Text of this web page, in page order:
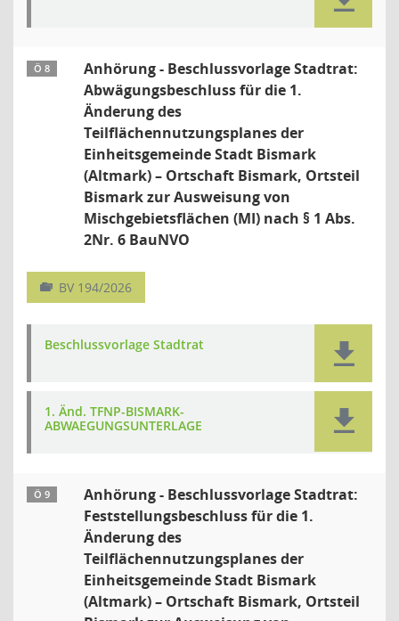
Ö 8
Anhörung - Beschlussvorlage Stadtrat:
Abwägungsbeschluss für die 1.
Änderung des
Teilflächennutzungsplanes der
Einheitsgemeinde Stadt Bismark
(Altmark) – Ortschaft Bismark, Ortsteil
Bismark zur Ausweisung von
Mischgebietsflächen (MI) nach § 1 Abs.
2Nr. 6 BauNVO
BV 194/2026
Beschlussvorlage Stadtrat
1. Änd. TFNP-BISMARK-
ABWAEGUNGSUNTERLAGE
Ö 9
Anhörung - Beschlussvorlage Stadtrat:
Feststellungsbeschluss für die 1.
Änderung des
Teilflächennutzungsplanes der
Einheitsgemeinde Stadt Bismark
(Altmark) – Ortschaft Bismark, Ortsteil